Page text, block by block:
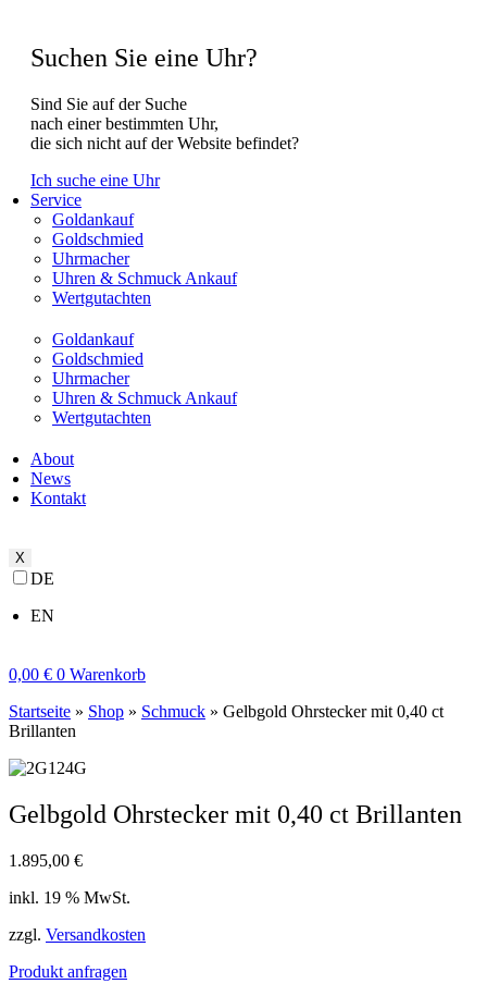
Suchen Sie eine Uhr?
Sind Sie auf der Suche
nach einer bestimmten Uhr,
die sich nicht auf der Website befindet?
Ich suche eine Uhr
Service
Goldankauf
Goldschmied
Uhrmacher
Uhren & Schmuck Ankauf
Wertgutachten
Goldankauf
Goldschmied
Uhrmacher
Uhren & Schmuck Ankauf
Wertgutachten
About
News
Kontakt
X
DE
EN
0,00 € 0 Warenkorb
Startseite » Shop » Schmuck » Gelbgold Ohrstecker mit 0,40 ct
Brillanten
Gelbgold Ohrstecker mit 0,40 ct Brillanten
1.895,00 €
inkl. 19 % MwSt.
zzgl. Versandkosten
Produkt anfragen